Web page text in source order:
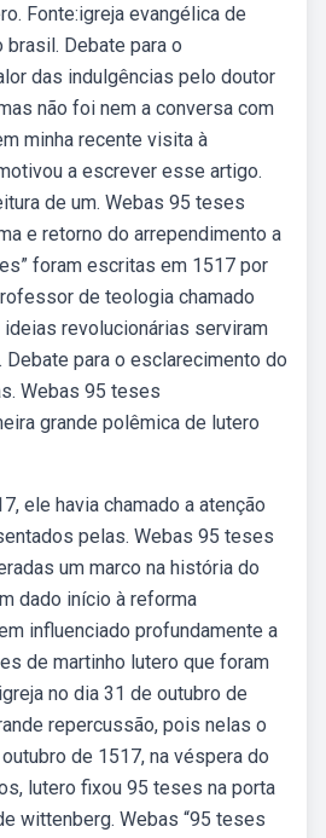
Fonte:igreja evangélica de
Debate para o
das indulgências pelo doutor
não foi nem a conversa com
minha recente visita à
a escrever esse artigo.
de um. Webas 95 teses
e retorno do arrependimento a
foram escritas em 1517 por
de teologia chamado
ideias revolucionárias serviram
Debate para o esclarecimento do
Webas 95 teses
grande polêmica de lutero
ele havia chamado a atenção
pelas. Webas 95 teses
um marco na história do
dado início à reforma
influenciado profundamente a
de martinho lutero que foram
no dia 31 de outubro de
repercussão, pois nelas o
de 1517, na véspera do
lutero fixou 95 teses na porta
wittenberg. Webas “95 teses